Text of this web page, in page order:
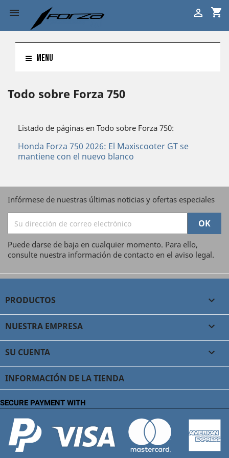
 shopping_cart

MENU
Todo sobre Forza 750
Listado de páginas en Todo sobre Forza 750:
Honda Forza 750 2026: El Maxiscooter GT se
mantiene con el nuevo blanco
Infórmese de nuestras últimas noticias y ofertas especiales
Puede darse de baja en cualquier momento. Para ello,
consulte nuestra información de contacto en el aviso legal.
PRODUCTOS 
NUESTRA EMPRESA 
SU CUENTA 
INFORMACIÓN DE LA TIENDA
SECURE PAYMENT WITH